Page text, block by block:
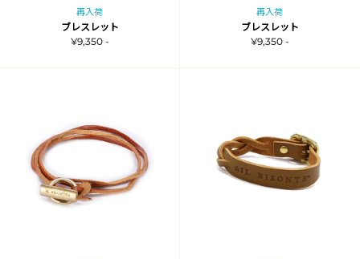
再入荷
ブレスレット
¥9,350 -
再入荷
ブレスレット
¥9,350 -